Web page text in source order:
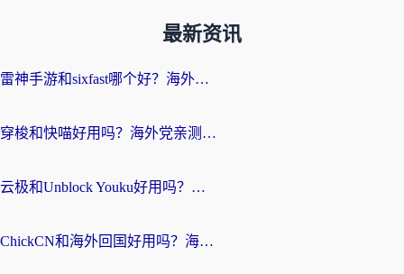
最新资讯
雷神手游和sixfast哪个好？海外党亲测3款回国加速器，教你选对不踩坑
穿梭和快喵好用吗？海外党亲测：小众加速器对比+番茄加速器深度体验
云极和Unblock Youku好用吗？海外党亲测+2026回国加速器避坑指南
ChickCN和海外回国好用吗？海外党2026亲测：从手游到影音，选对加速器的3个关键